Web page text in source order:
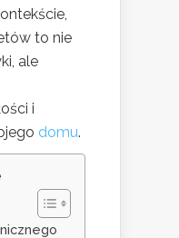
to nie
ale
i
domu.